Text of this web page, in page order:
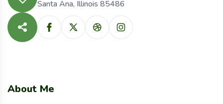
Santa Ana, Illinois 85486
About Me